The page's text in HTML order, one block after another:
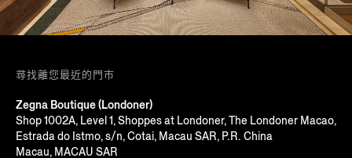
尋找離您最近的門市
Zegna Boutique (Londoner)
Shop 1002A, Level 1, Shoppes at Londoner, The Londoner Macao,
Estrada do Istmo, s/n, Cotai, Macau SAR, P.R. China
Macau, MACAU SAR